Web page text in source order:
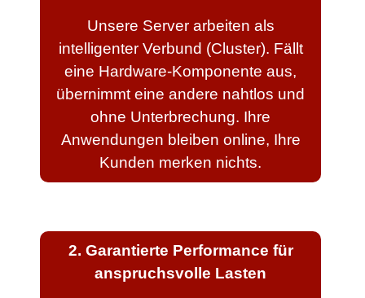
Unsere Server arbeiten als
intelligenter Verbund (Cluster). Fällt
eine Hardware-Komponente aus,
übernimmt eine andere nahtlos und
ohne Unterbrechung. Ihre
Anwendungen bleiben online, Ihre
Kunden merken nichts.
2. Garantierte Performance für
anspruchsvolle Lasten